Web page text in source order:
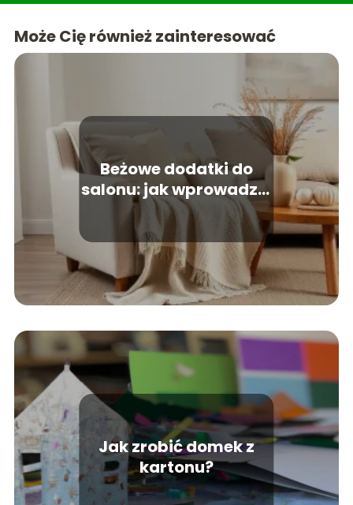
domu jeszcze przyjemniejszym. Teraso to miejsce,
idealne kompendium dla każdego miłośnika
pięknych i funkcjonalnych przestrzeni.
Może Cię również zainteresować
Beżowe dodatki do
salonu: jak wprowadzić
harmonię i styl?
Jak zrobić domek z
kartonu?